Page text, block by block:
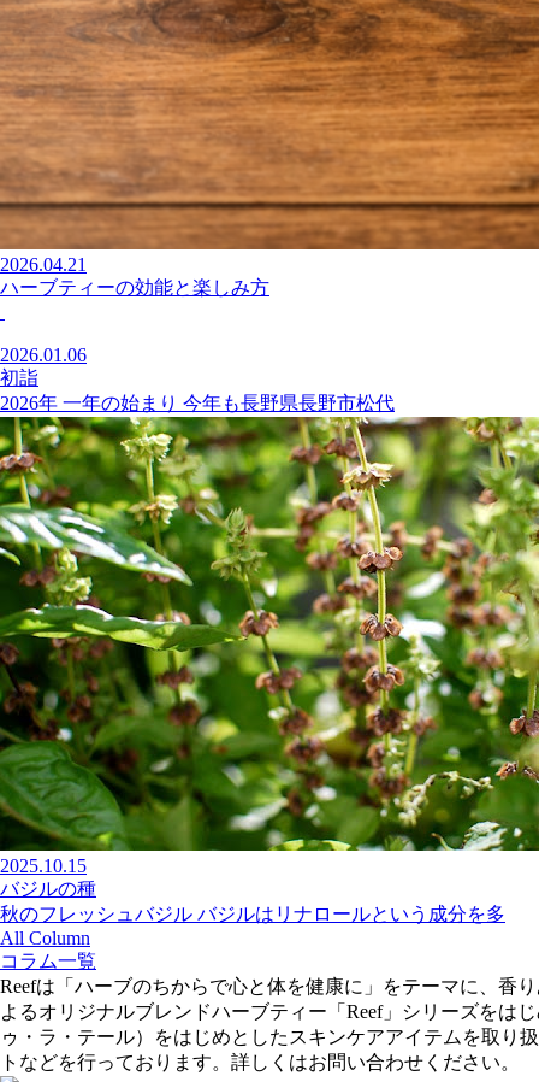
2026.04.21
ハーブティーの効能と楽しみ方
2026.01.06
初詣
2026年 一年の始まり 今年も長野県長野市松代
2025.10.15
バジルの種
秋のフレッシュバジル バジルはリナロールという成分を多
All Column
コラム一覧
Reefは「ハーブのちからで心と体を健康に」をテーマに、香
よるオリジナルブレンドハーブティー「Reef」シリーズをは
ゥ・ラ・テール）をはじめとしたスキンケアアイテムを取り
トなどを行っております。詳しくはお問い合わせください。